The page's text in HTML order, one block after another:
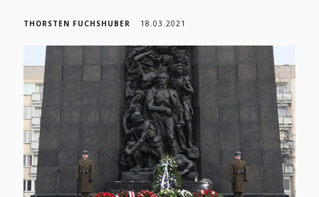
THORSTEN FUCHSHUBER 18.03.2021